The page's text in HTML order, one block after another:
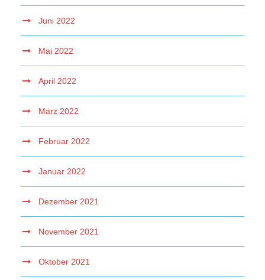
Juni 2022
Mai 2022
April 2022
März 2022
Februar 2022
Januar 2022
Dezember 2021
November 2021
Oktober 2021